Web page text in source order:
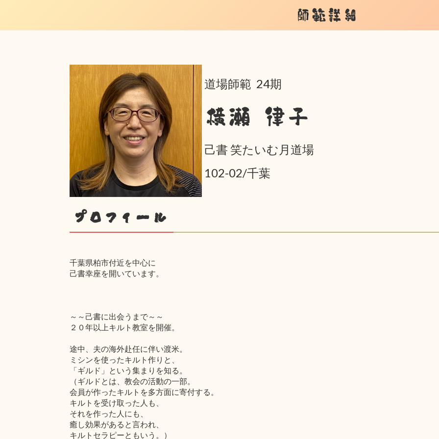
師範詳細
道場師範 24期
横瀬 律子
己書 笑たいむ月道場
102-02/千葉
プロフィール
千葉県柏市付近を中心に
己書幸座を開いています。
～～己書に出会うまで～～
２０年以上キルト教室を開催。
途中、夫の海外赴任に伴い渡米。
ミシンを使ったキルト作りと、
「ギルド」という集まりを知る。
（ギルドとは、教会の活動の一部。
会員が作ったキルトを多方面に寄付する。
キルトを受け取った人も、
それを作った人にも、
癒し効果があると言われ、
キルトセラピーともいう。）